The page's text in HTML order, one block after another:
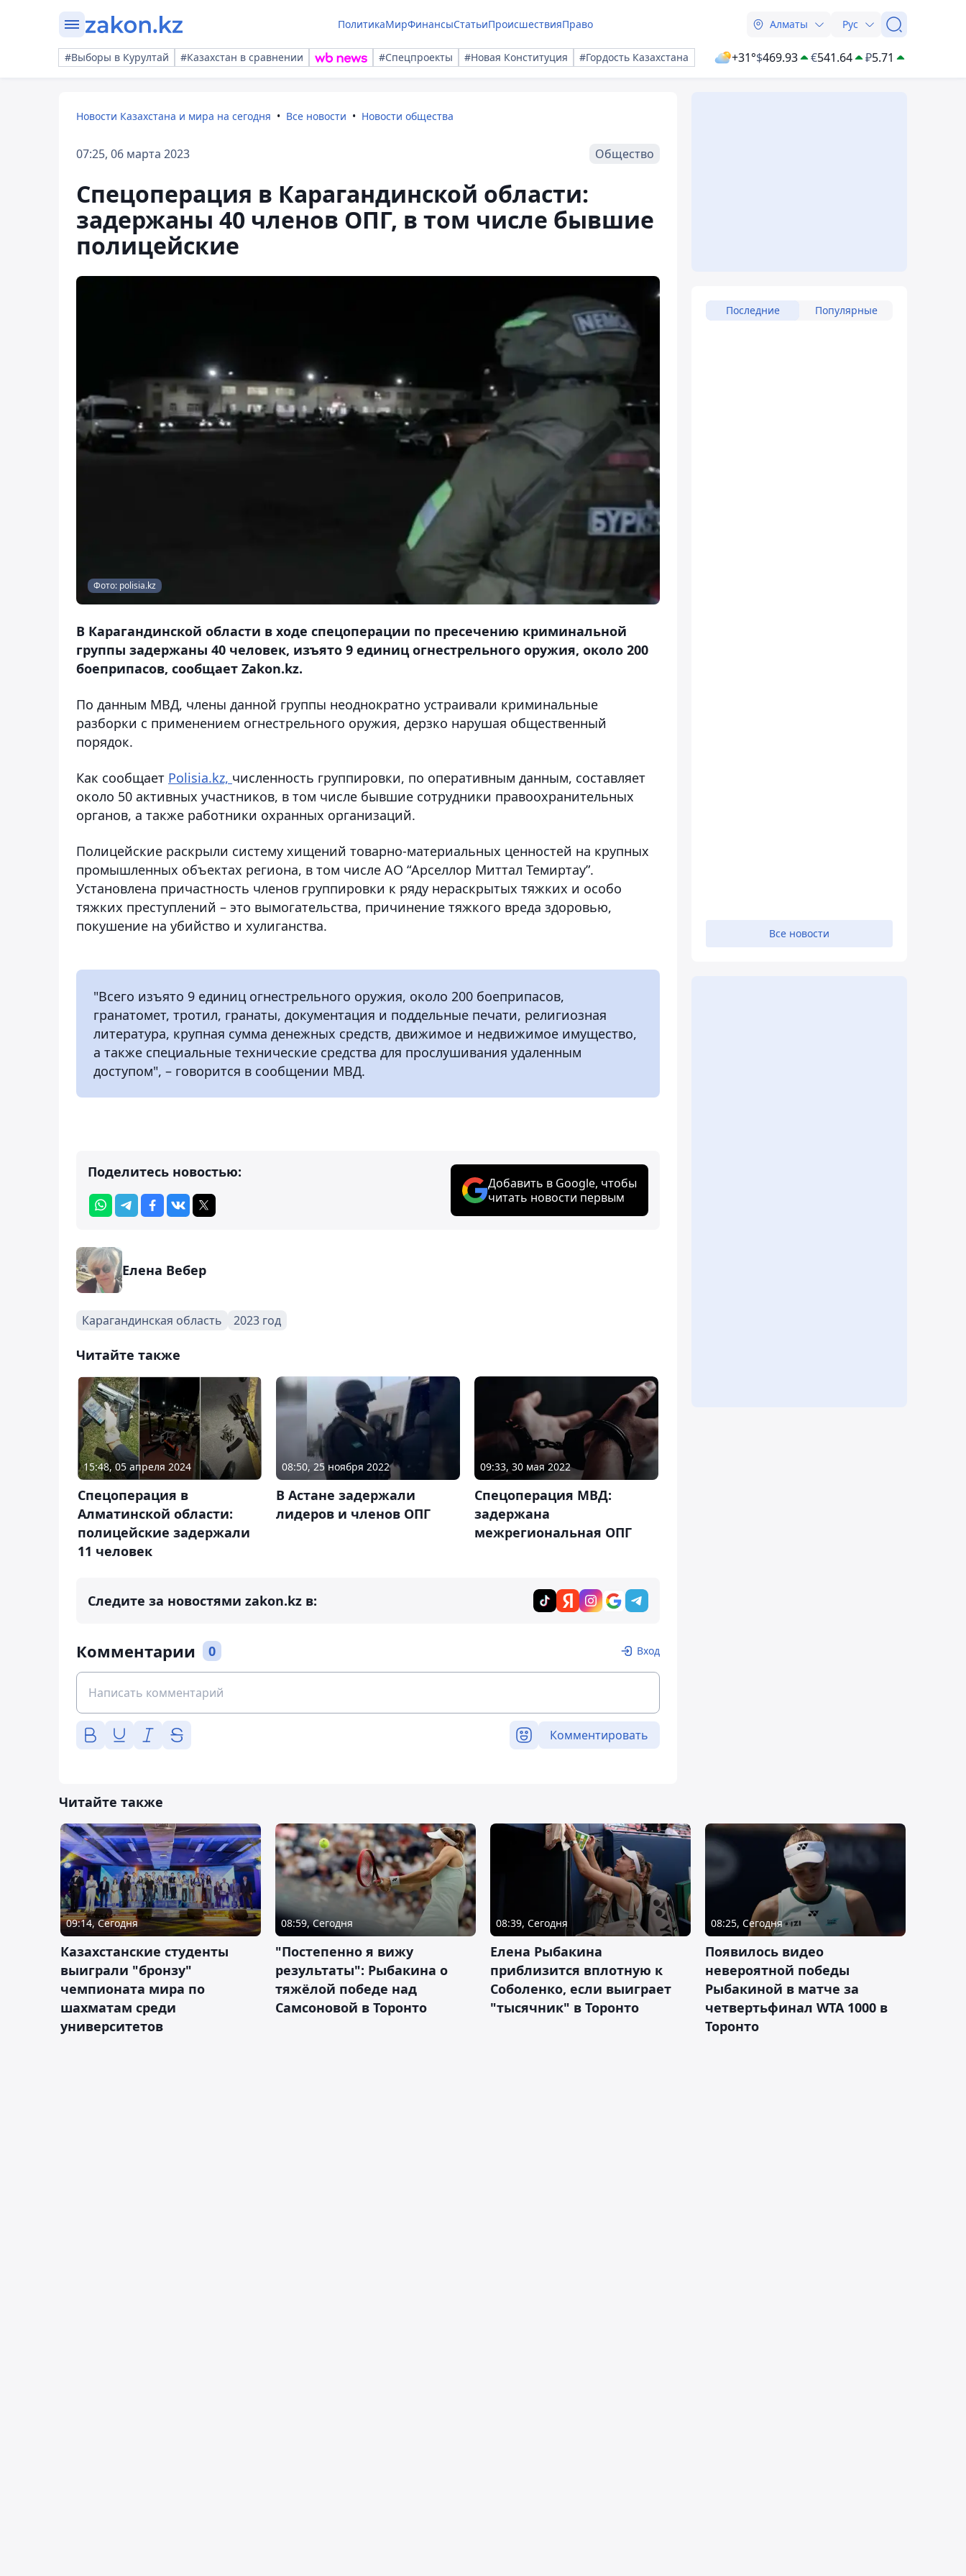
ПолитикаМирФинансыСтатьиПроисшествияПраво Алматы Рус
#Выборы в Курултай #Казахстан в сравнении #Спецпроекты #Новая Конституция #Гордость Казахстана +31°$469.93 €541.64 ₽5.71
Новости Казахстана и мира на сегодня Все новости Новости общества
07:25, 06 марта 2023 Общество
Спецоперация в Карагандинской области:
задержаны 40 членов ОПГ, в том числе бывшие
полицейские
Фото: polisia.kz
В Карагандинской области в ходе спецоперации по пресечению криминальной
группы задержаны 40 человек, изъято 9 единиц огнестрельного оружия, около 200
боеприпасов, сообщает Zakon.kz.
По данным МВД, члены данной группы неоднократно устраивали криминальные
разборки с применением огнестрельного оружия, дерзко нарушая общественный
порядок.
Как сообщает Polisia.kz, численность группировки, по оперативным данным, составляет
около 50 активных участников, в том числе бывшие сотрудники правоохранительных
органов, а также работники охранных организаций.
Полицейские раскрыли систему хищений товарно-материальных ценностей на крупных
промышленных объектах региона, в том числе АO “Арселлор Миттал Темиртау”.
Установлена причастность членов группировки к ряду нераскрытых тяжких и особо
тяжких преступлений – это вымогательства, причинение тяжкого вреда здоровью,
покушение на убийство и хулиганства.
"Всего изъято 9 единиц огнестрельного оружия, около 200 боеприпасов,
гранатомет, тротил, гранаты, документация и поддельные печати, религиозная
литература, крупная сумма денежных средств, движимое и недвижимое имущество,
а также специальные технические средства для прослушивания удаленным
доступом", – говорится в сообщении МВД.
Поделитесь новостью:
Добавить в Google, чтобы
читать новости первым
Елена Вебер
Карагандинская область 2023 год
Читайте также
15:48, 05 апреля 2024
Спецоперация в
Алматинской области:
полицейские задержали
11 человек
08:50, 25 ноября 2022
В Астане задержали
лидеров и членов ОПГ
09:33, 30 мая 2022
Спецоперация МВД:
задержана
межрегиональная ОПГ
Следите за новостями zakon.kz в:
Комментарии 0 Вход
Комментировать
Последние Популярные
Все новости
Читайте также
09:14, Сегодня
Казахстанские студенты
выиграли "бронзу"
чемпионата мира по
шахматам среди
университетов
08:59, Сегодня
"Постепенно я вижу
результаты": Рыбакина о
тяжёлой победе над
Самсоновой в Торонто
08:39, Сегодня
Елена Рыбакина
приблизится вплотную к
Соболенко, если выиграет
"тысячник" в Торонто
08:25, Сегодня
Появилось видео
невероятной победы
Рыбакиной в матче за
четвертьфинал WTA 1000 в
Торонто